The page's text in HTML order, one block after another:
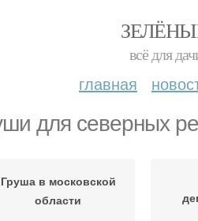
всё для
главная
для северных
Груша в московской
области